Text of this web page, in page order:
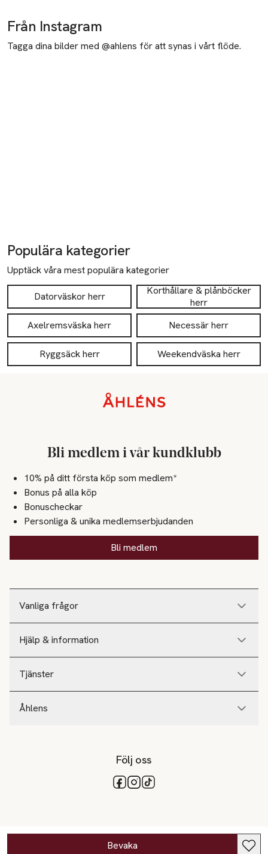
Bevaka
Från Instagram
Tagga dina bilder med @ahlens för att synas i vårt flöde.
Populära kategorier
Upptäck våra mest populära kategorier
Datorväskor herr
Korthållare & plånböcker
herr
Axelremsväska herr
Necessär herr
Ryggsäck herr Weekendväska herr
Vanliga frågor
Hjälp & information
Tjänster
Åhlens
Bli medlem i vår kundklubb
10% på ditt första köp som medlem*
Bonus på alla köp
Bonuscheckar
Personliga & unika medlemserbjudanden
Bli medlem
Följ oss